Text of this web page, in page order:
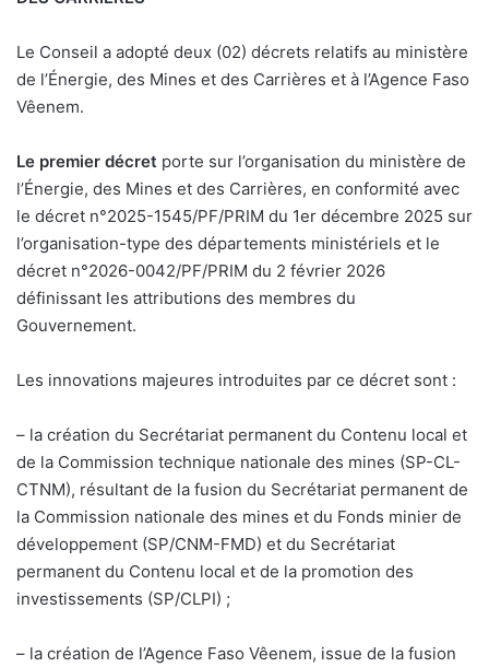
Le Conseil a adopté deux (02) décrets relatifs au ministère
de l’Énergie, des Mines et des Carrières et à l’Agence Faso
Vêenem.
Le premier décret porte sur l’organisation du ministère de
l’Énergie, des Mines et des Carrières, en conformité avec
le décret n°2025-1545/PF/PRIM du 1er décembre 2025 sur
l’organisation-type des départements ministériels et le
décret n°2026-0042/PF/PRIM du 2 février 2026
définissant les attributions des membres du
Gouvernement.
Les innovations majeures introduites par ce décret sont :
– la création du Secrétariat permanent du Contenu local et
de la Commission technique nationale des mines (SP-CL-
CTNM), résultant de la fusion du Secrétariat permanent de
la Commission nationale des mines et du Fonds minier de
développement (SP/CNM-FMD) et du Secrétariat
permanent du Contenu local et de la promotion des
investissements (SP/CLPI) ;
– la création de l’Agence Faso Vêenem, issue de la fusion